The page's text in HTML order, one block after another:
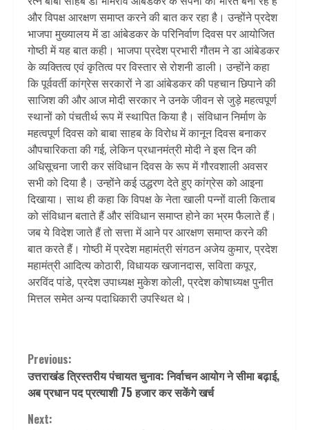
और विपक्ष आरक्षण समाप्त करने की बात कर रहा है। उन्होंने प्रदेश
भाजपा मुख्यालय में डा आंबेडकर के परिनिर्वाण दिवस पर आयोजित
गोष्ठी में यह बात कही। भाजपा प्रदेश प्रभारी गौतम ने डा आंबेडकर
के व्यक्तित्व एवं कृतित्व पर विस्तार से रोशनी डाली। उन्होंने कहा
कि पूर्ववर्ती कांग्रेस सरकारों ने डा आंबेडकर की पहचान छिपाने की
साजिश की और आज मोदी सरकार ने उनके जीवन से जुड़े महत्वपूर्ण
स्थानों को पंचतीर्थ रूप में स्थापित किया है। संविधान निर्माण के
महत्वपूर्ण दिवस को बाबा साहब के विरोध में कानून दिवस बनाकर
औपचारिकता की गई, लेकिन प्रधानमंत्री मोदी ने इस दिन की
अधिसूचना जारी कर संविधान दिवस के रूप में गौरवशाली अवसर
सभी को दिया है। उन्होंने कई उद्धरण देते हुए कांग्रेस को आइना
दिखाया। साथ ही कहा कि विपक्ष के नेता खाली पन्नों वाली किताब
को संविधान बताते हैं और संविधान समाप्त होने का भ्रम फैलाते हैं।
जब ये विदेश जाते हैं तो सत्ता में आने पर आरक्षण समाप्त करने की
बात करते हैं। गोष्ठी में प्रदेश महामंत्री संगठन अजेय कुमार, प्रदेश
महामंत्री आदित्य कोठारी, विधायक खजानदास, सविता कपूर,
अरविंद पांडे, प्रदेश उपाध्यक्ष मुकेश कोली, प्रदेश कोषाध्यक्ष पुनीत
मित्तल समेत अन्य पदाधिकारी उपस्थित थे।
Continue
Reading
Previous:
उत्तराखंड त्रिस्तरीय पंचायत चुनाव: निर्वाचन आयोग ने सीमा बढ़ाई,
अब प्रधान पद प्रत्याशी 75 हजार कर सकेंगे खर्च
Next: